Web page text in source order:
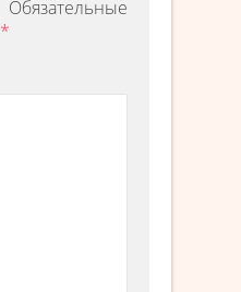
Обязательные
*